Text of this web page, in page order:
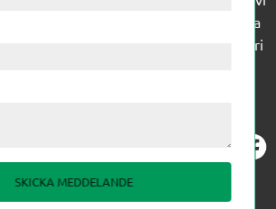
från timmerplanen hela
emballering och till övrig industri
sortiment av teknikprodukter med
till transmission och lager.
SKICKA MEDDELANDE